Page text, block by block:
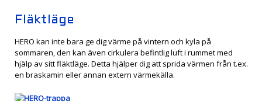
Fläktläge
HERO kan inte bara ge dig värme på vintern och kyla på
sommaren, den kan även cirkulera befintlig luft i rummet med
hjälp av sitt fläktläge. Detta hjälper dig att sprida värmen från t.ex.
en braskamin eller annan extern värmekälla.